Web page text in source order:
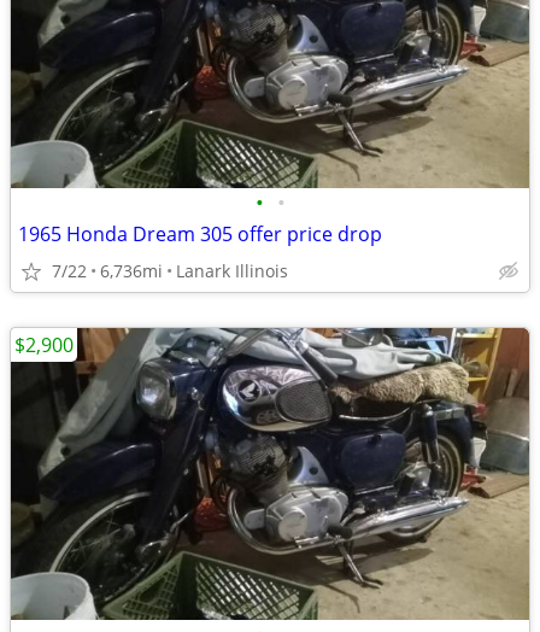
• •
1965 Honda Dream 305 offer price drop
7/22 6,736mi Lanark Illinois
$2,900